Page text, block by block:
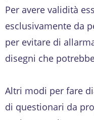
Per avere validità
esclusivamente da
per evitare di
disegni che
Altri modi per fare
di questionari da